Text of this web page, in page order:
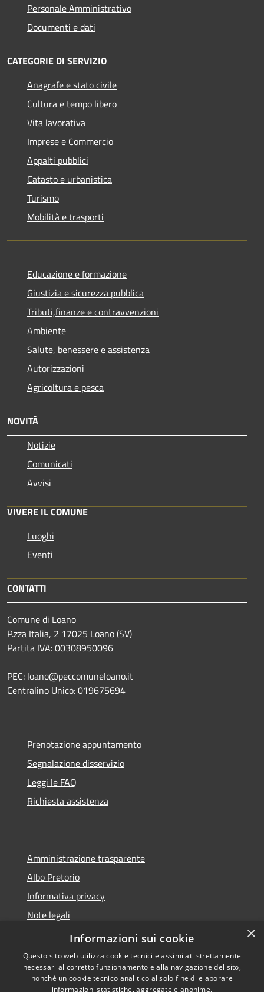
Personale Amministrativo
Documenti e dati
CATEGORIE DI SERVIZIO
Anagrafe e stato civile
Cultura e tempo libero
Vita lavorativa
Imprese e Commercio
Appalti pubblici
Catasto e urbanistica
Turismo
Mobilità e trasporti
Educazione e formazione
Giustizia e sicurezza pubblica
Tributi,finanze e contravvenzioni
Ambiente
Salute, benessere e assistenza
Autorizzazioni
Agricoltura e pesca
NOVITÀ
Notizie
Comunicati
Avvisi
VIVERE IL COMUNE
Luoghi
Eventi
CONTATTI
Comune di Loano
P.zza Italia, 2 17025 Loano (SV)
Partita IVA: 00308950096
PEC: loano@peccomuneloano.it
Centralino Unico: 019675694
Prenotazione appuntamento
Segnalazione disservizio
Leggi le FAQ
Richiesta assistenza
Amministrazione trasparente
Albo Pretorio
Informativa privacy
Note legali
Dichiarazione di accessibilità
×
Informazioni sui cookie
Questo sito web utilizza cookie tecnici e assimilati strettamente
necessari al corretto funzionamento e alla navigazione del sito,
nonché un cookie tecnico analitico al solo fine di elaborare
informazioni statistiche, aggregate e anonime.